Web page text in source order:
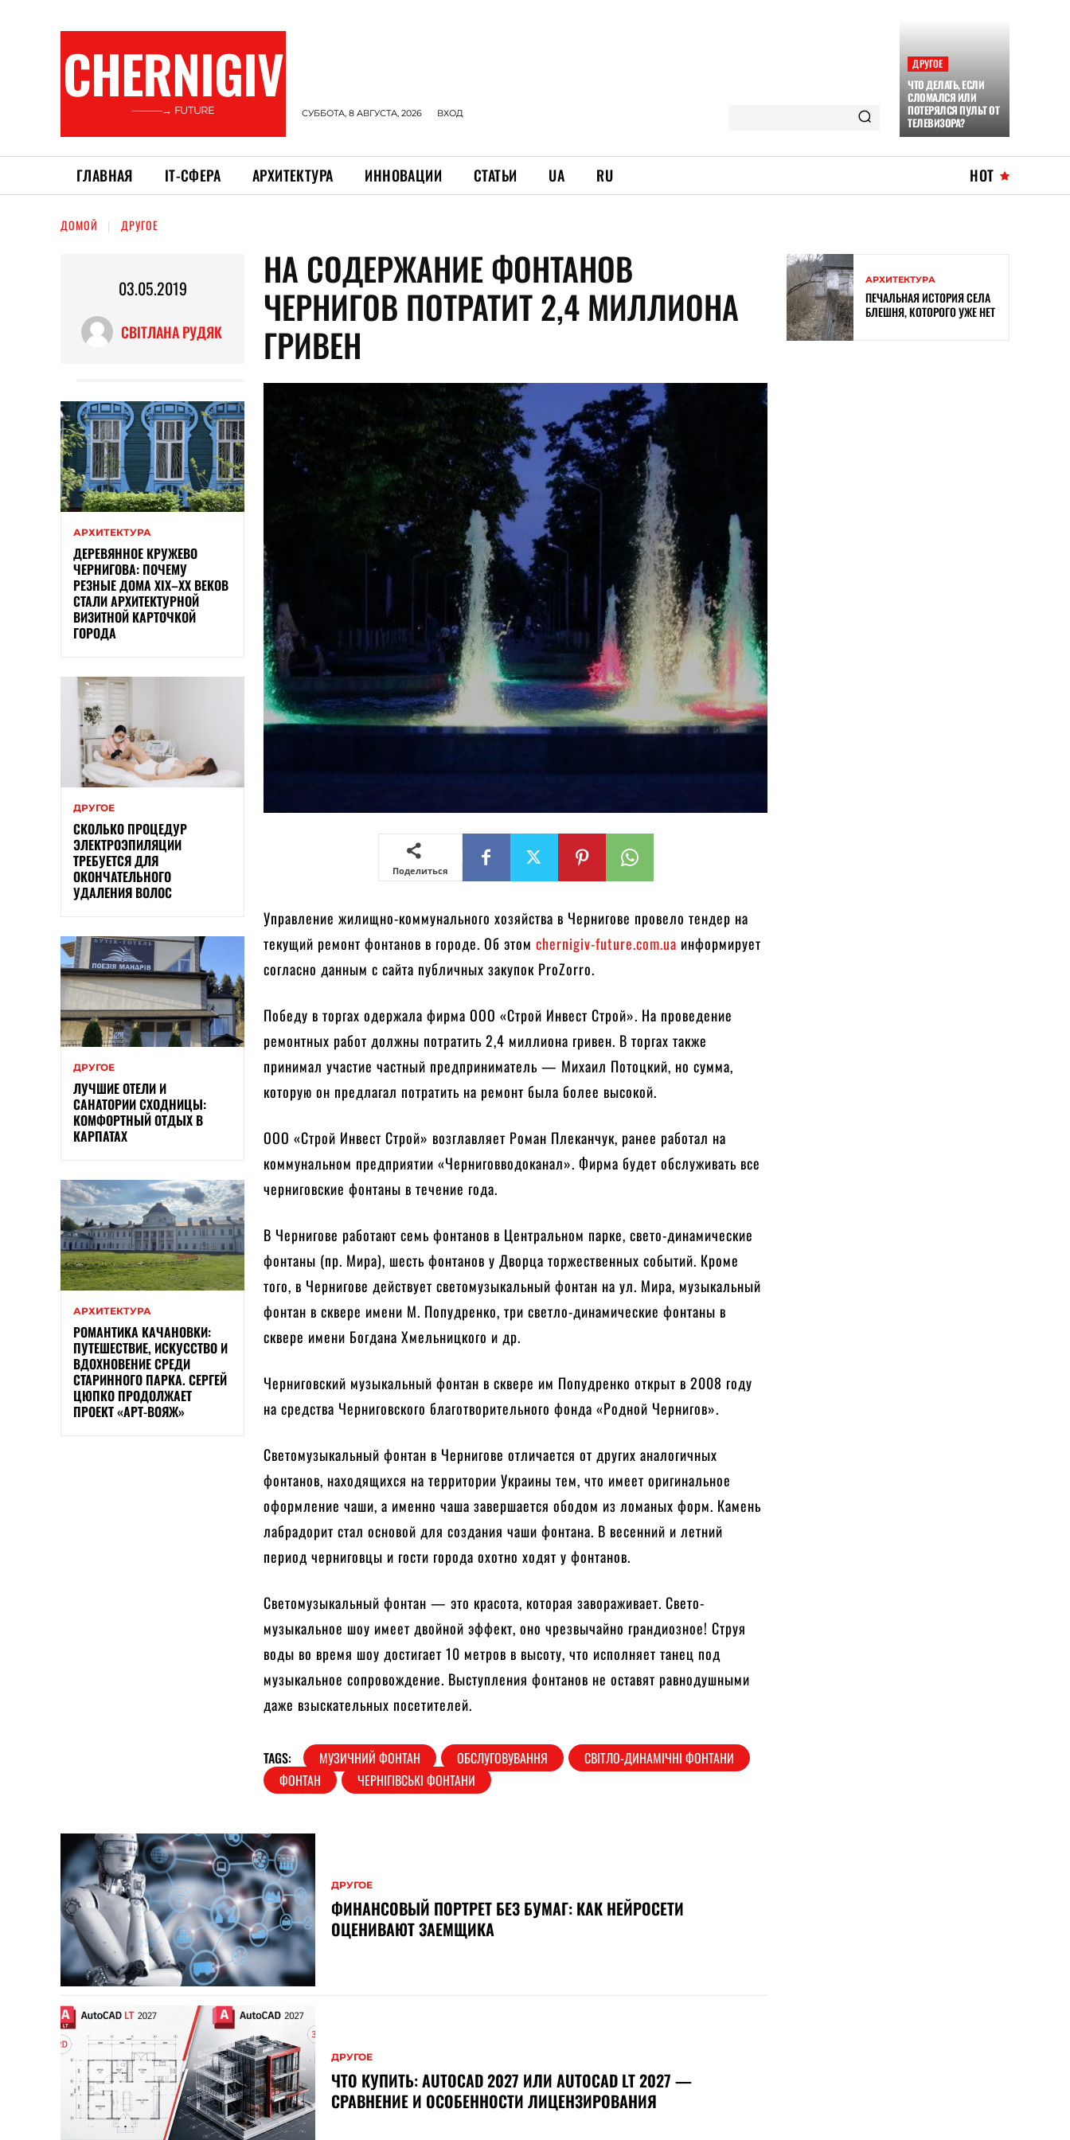
CHERNIGIV
———→ FUTURE СУББОТА, 8 АВГУСТА, 2026 ВХОД
ДРУГОЕ
ЧТО ДЕЛАТЬ, ЕСЛИ
СЛОМАЛСЯ ИЛИ
ПОТЕРЯЛСЯ ПУЛЬТ ОТ
ТЕЛЕВИЗОРА?
ГЛАВНАЯ ІТ-СФЕРА АРХИТЕКТУРА ИННОВАЦИИ СТАТЬИ UA RU HOT
ДОМОЙ ДРУГОЕ
03.05.2019
СВІТЛАНА РУДЯК
АРХИТЕКТУРА
ДЕРЕВЯННОЕ КРУЖЕВО
ЧЕРНИГОВА: ПОЧЕМУ
РЕЗНЫЕ ДОМА XIX–XX ВЕКОВ
СТАЛИ АРХИТЕКТУРНОЙ
ВИЗИТНОЙ КАРТОЧКОЙ
ГОРОДА
ДРУГОЕ
СКОЛЬКО ПРОЦЕДУР
ЭЛЕКТРОЭПИЛЯЦИИ
ТРЕБУЕТСЯ ДЛЯ
ОКОНЧАТЕЛЬНОГО
УДАЛЕНИЯ ВОЛОС
ДРУГОЕ
ЛУЧШИЕ ОТЕЛИ И
САНАТОРИИ СХОДНИЦЫ:
КОМФОРТНЫЙ ОТДЫХ В
КАРПАТАХ
АРХИТЕКТУРА
РОМАНТИКА КАЧАНОВКИ:
ПУТЕШЕСТВИЕ, ИСКУССТВО И
ВДОХНОВЕНИЕ СРЕДИ
СТАРИННОГО ПАРКА. СЕРГЕЙ
ЦЮПКО ПРОДОЛЖАЕТ
ПРОЕКТ «АРТ-ВОЯЖ»
НА СОДЕРЖАНИЕ ФОНТАНОВ
ЧЕРНИГОВ ПОТРАТИТ 2,4 МИЛЛИОНА
ГРИВЕН
Поделиться
Управление жилищно-коммунального хозяйства в Чернигове провело тендер на
текущий ремонт фонтанов в городе. Об этомchernigiv-future.com.ua информирует
согласно данным с сайта публичных закупок ProZorro.
Победу в торгах одержала фирма ООО «Строй Инвест Строй». На проведение
ремонтных работ должны потратить 2,4 миллиона гривен. В торгах также
принимал участие частный предприниматель — Михаил Потоцкий, но сумма,
которую он предлагал потратить на ремонт была более высокой.
ООО «Строй Инвест Строй» возглавляет Роман Плеканчук, ранее работал на
коммунальном предприятии «Черниговводоканал». Фирма будет обслуживать все
черниговские фонтаны в течение года.
В Чернигове работают семь фонтанов в Центральном парке, свето-динамические
фонтаны (пр. Мира), шесть фонтанов у Дворца торжественных событий. Кроме
того, в Чернигове действует светомузыкальный фонтан на ул. Мира, музыкальный
фонтан в сквере имени М. Попудренко, три светло-динамические фонтаны в
сквере имени Богдана Хмельницкого и др.
Черниговский музыкальный фонтан в сквере им Попудренко открыт в 2008 году
на средства Черниговского благотворительного фонда «Родной Чернигов».
Светомузыкальный фонтан в Чернигове отличается от других аналогичных
фонтанов, находящихся на территории Украины тем, что имеет оригинальное
оформление чаши, а именно чаша завершается ободом из ломаных форм. Камень
лабрадорит стал основой для создания чаши фонтана. В весенний и летний
период черниговцы и гости города охотно ходят у фонтанов.
Светомузыкальный фонтан — это красота, которая завораживает. Свето-
музыкальное шоу имеет двойной эффект, оно чрезвычайно грандиозное! Струя
воды во время шоу достигает 10 метров в высоту, что исполняет танец под
музыкальное сопровождение. Выступления фонтанов не оставят равнодушными
даже взыскательных посетителей.
TAGS: МУЗИЧНИЙ ФОНТАН ОБСЛУГОВУВАННЯ
СВІТЛО-ДИНАМІЧНІ ФОНТАНИ
ФОНТАН
ЧЕРНІГІВСЬКІ ФОНТАНИ
ДРУГОЕ
ФИНАНСОВЫЙ ПОРТРЕТ БЕЗ БУМАГ: КАК НЕЙРОСЕТИ
ОЦЕНИВАЮТ ЗАЕМЩИКА
ДРУГОЕ
ЧТО КУПИТЬ: AUTOCAD 2027 ИЛИ AUTOCAD LT 2027 —
СРАВНЕНИЕ И ОСОБЕННОСТИ ЛИЦЕНЗИРОВАНИЯ
АРХИТЕКТУРА
ПЕЧАЛЬНАЯ ИСТОРИЯ СЕЛА
БЛЕШНЯ, КОТОРОГО УЖЕ НЕТ